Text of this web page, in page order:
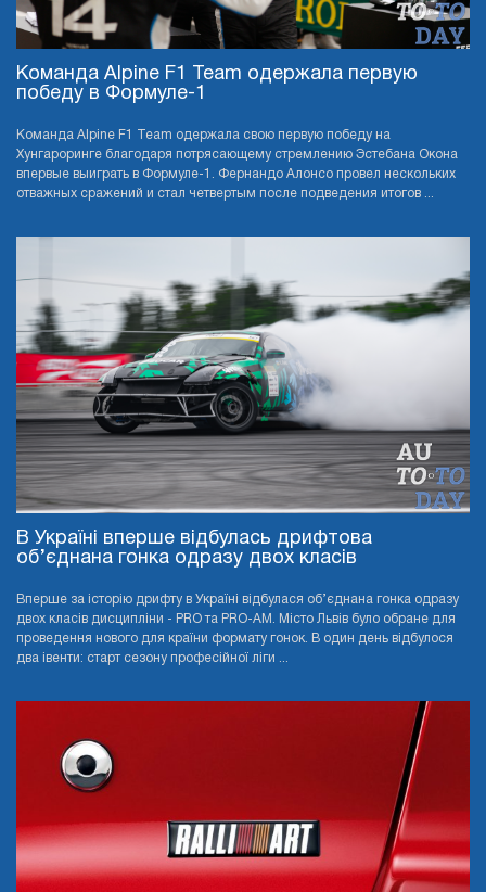
Команда Alpine F1 Team одержала первую
победу в Формуле-1
Команда Alpine F1 Team одержала свою первую победу на
Хунгароринге благодаря потрясающему стремлению Эстебана Окона
впервые выиграть в Формуле-1. Фернандо Алонсо провел нескольких
отважных сражений и стал четвертым после подведения итогов ...
В Україні вперше відбулась дрифтова
об’єднана гонка одразу двох класів
Вперше за історію дрифту в Україні відбулася об’єднана гонка одразу
двох класів дисципліни - PRO та PRO-AМ. Місто Львів було обране для
проведення нового для країни формату гонок. В один день відбулося
два івенти: старт сезону професійної ліги ...